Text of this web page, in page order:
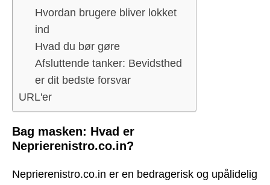
Hvordan brugere bliver lokket
ind
Hvad du bør gøre
Afsluttende tanker: Bevidsthed
er dit bedste forsvar
URL'er
Bag masken: Hvad er
Neprierenistro.co.in?
Neprierenistro.co.in er en bedragerisk og upålidelig